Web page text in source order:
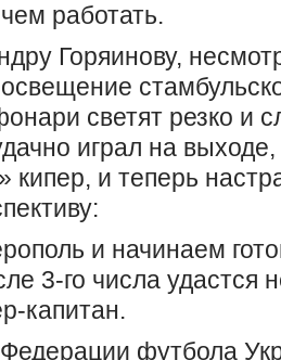
работать.
Горяинову,
светят резко и
играл на
кипер, и теперь
и начинаем
3-го числа удастся
капитан.
футбола